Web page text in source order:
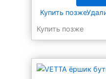
Купить позже
Купить позже